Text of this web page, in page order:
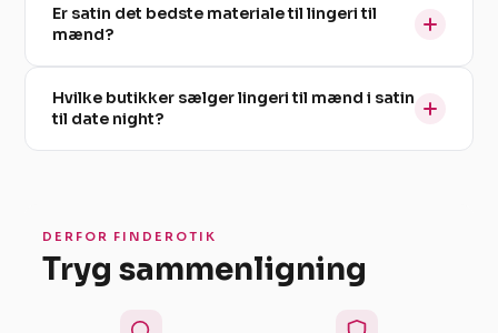
Er satin det bedste materiale til lingeri til
mænd?
Hvilke butikker sælger lingeri til mænd i satin
til date night?
DERFOR FINDEROTIK
Tryg sammenligning